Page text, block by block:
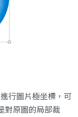
行圖片極坐標，可
對原圖的局部裁